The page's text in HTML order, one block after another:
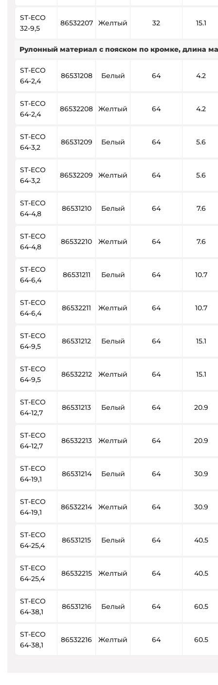
ST-ECO
32-9,5
86532207 Желтый 32 15.1
Рулонный материал с пояском по кромке, длина
ST-ECO
64-2,4
86531208 Белый 64 4.2
ST-ECO
64-2,4
86532208 Желтый 64 4.2
ST-ECO
64-3,2
86531209 Белый 64 5.6
ST-ECO
64-3,2
86532209 Желтый 64 5.6
ST-ECO
64-4,8
86531210 Белый 64 7.6
ST-ECO
64-4,8
86532210 Желтый 64 7.6
ST-ECO
64-6,4
86531211 Белый 64 10.7
ST-ECO
64-6,4
86532211 Желтый 64 10.7
ST-ECO
64-9,5
86531212 Белый 64 15.1
ST-ECO
64-9,5
86532212 Желтый 64 15.1
ST-ECO
64-12,7
86531213 Белый 64 20.9
ST-ECO
64-12,7
86532213 Желтый 64 20.9
ST-ECO
64-19,1
86531214 Белый 64 30.9
ST-ECO
64-19,1
86532214 Желтый 64 30.9
ST-ECO
64-25,4
86531215 Белый 64 40.5
ST-ECO
64-25,4
86532215 Желтый 64 40.5
ST-ECO
64-38,1
86531216 Белый 64 60.5
ST-ECO
64-38,1
86532216 Желтый 64 60.5